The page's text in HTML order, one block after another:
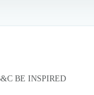
BE INSPIRED